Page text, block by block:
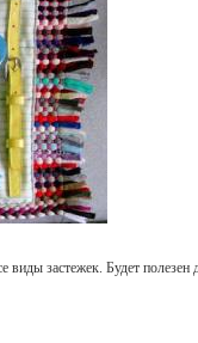
застежек. Будет